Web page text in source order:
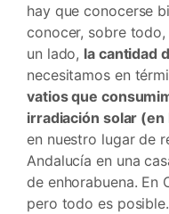
hay que conocerse
conocer, sobre
un lado, la cantidad
necesitamos en
vatios que
irradiación solar (en
en nuestro lugar de
Andalucía en una
de enhorabuena. En
pero todo es posible.